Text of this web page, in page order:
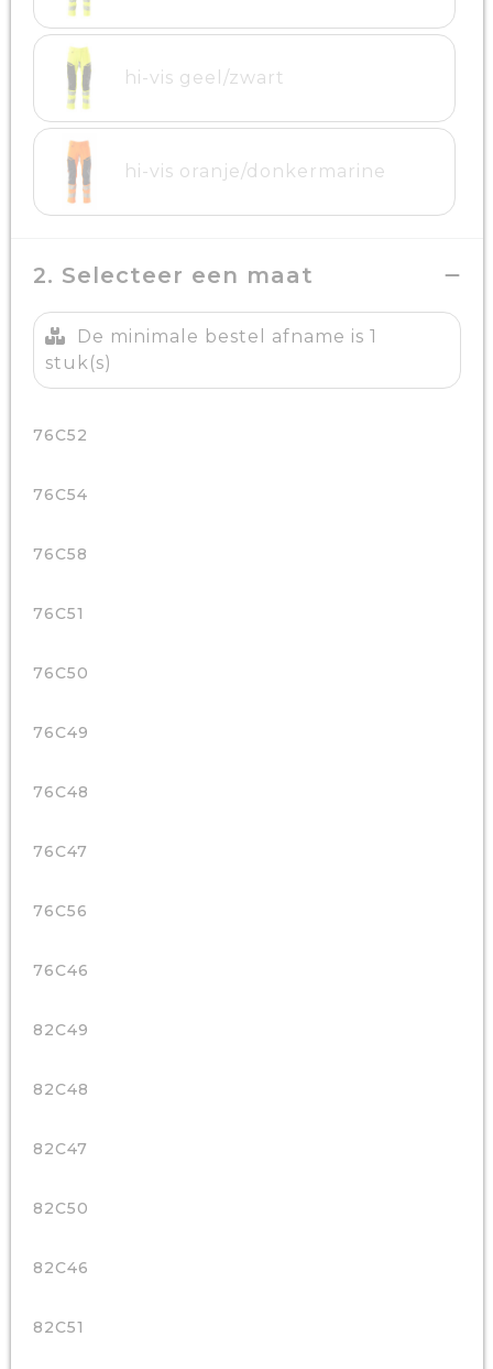
hi-vis geel/zwart
hi-vis oranje/donkermarine
2. Selecteer een maat
De minimale bestel afname is 1
stuk(s)
76C52
76C54
76C58
76C51
76C50
76C49
76C48
76C47
76C56
76C46
82C49
82C48
82C47
82C50
82C46
82C51